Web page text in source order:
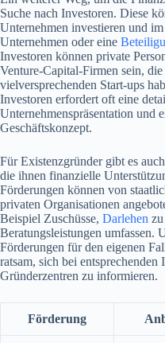
Suche nach Investoren. Diese
Unternehmen investieren und
Unternehmen oder eine
Investoren können private
Venture-Capital-Firmen sein, die
vielversprechenden Start-ups
Investoren erfordert oft eine
Unternehmenspräsentation und
Geschäftskonzept.
Für Existenzgründer gibt es
die ihnen finanzielle
Förderungen können von
privaten Organisationen
Beispiel Zuschüsse, Darlehen
Beratungsleistungen umfassen.
Förderungen für den eigenen
ratsam, sich bei entsprechenden
Gründerzentren zu informieren.
Förderung